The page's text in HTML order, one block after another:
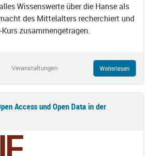
Wissenswerte über die Hanse als
des Mittelalters recherchiert und
zusammengetragen.
Veranstaltungen Weiterlesen
Access und Open Data in der